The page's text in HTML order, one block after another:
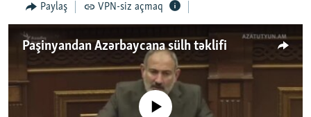
QANUNI DOĞRU
ARAŞDIRMA
MULTIMEDIA
VIDEO
RADIO ARXIV
HAQQIMIZDA
Paylaş VPN-siz açmaq
Paşinyandan Azərbaycana sülh təklifi
No media source currently available